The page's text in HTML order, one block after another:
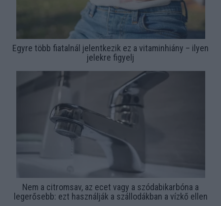
Egyre több fiatalnál jelentkezik ez a vitaminhiány – ilyen
jelekre figyelj
Nem a citromsav, az ecet vagy a szódabikarbóna a
legerősebb: ezt használják a szállodákban a vízkő ellen